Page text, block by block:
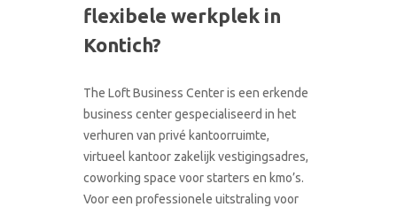
CONTACT
flexibele werkplek in
Kontich?
The Loft Business Center is een erkende
business center gespecialiseerd in het
verhuren van privé kantoorruimte,
virtueel kantoor zakelijk vestigingsadres,
coworking space voor starters en kmo’s.
Voor een professionele uitstraling voor